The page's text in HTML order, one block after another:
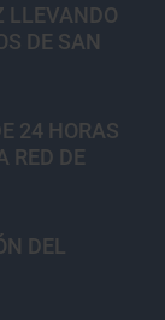
LLEVANDO
DE SAN
24 HORAS
RED DE
DEL